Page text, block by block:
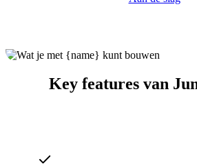
Key features van